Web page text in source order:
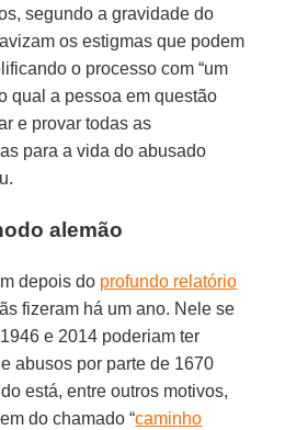
segundo a gravidade do
os estigmas que podem
o processo com “um
qual a pessoa em questão
e provar todas as
para a vida do abusado
alemão
depois do profundo relatório
fizeram há um ano. Nele se
e 2014 poderiam ter
abusos por parte de 1670
está, entre outros motivos,
do chamado “caminho